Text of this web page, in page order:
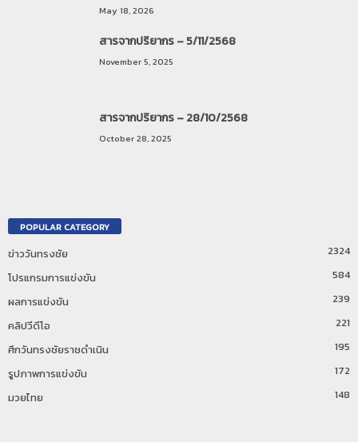
May 18, 2026
สารจากปริยากร – 5/11/2568
November 5, 2025
สารจากปริยากร – 28/10/2568
October 28, 2025
POPULAR CATEGORY
ข่าววันทรงชัย
2324
โปรแกรมการแข่งขัน
584
ผลการแข่งขัน
239
คลิปวีดีโอ
221
ศึกวันทรงชัยราชดำเนิน
195
รูปภาพการแข่งขัน
172
มวยไทย
148